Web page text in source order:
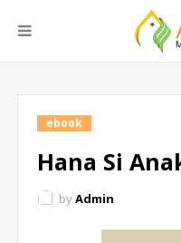
ebook
Hana Si
byAdmin